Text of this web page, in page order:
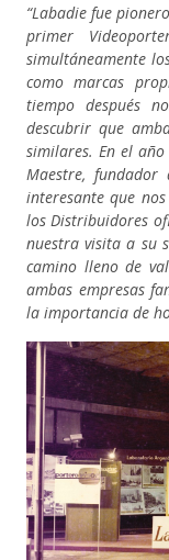
“Labadie fue
primer
simultáneamente
como marcas
tiempo después
descubrir que
similares. En el
Maestre, fundador
interesante que
los Distribuidores
nuestra visita a su
camino lleno de
ambas empresas
la importancia de